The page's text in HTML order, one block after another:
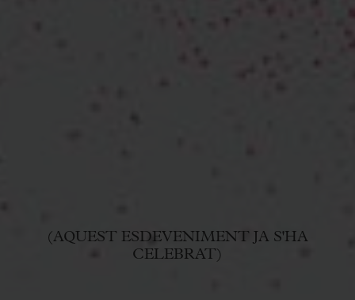
(AQUEST ESDEVENIMENT JA S'HA
CELEBRAT)